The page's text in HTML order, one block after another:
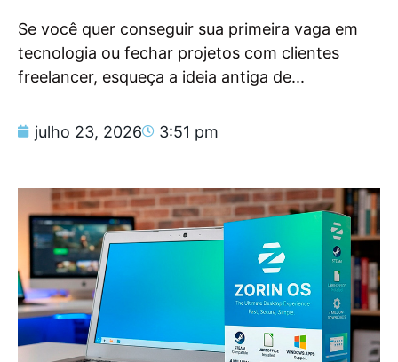
Se você quer conseguir sua primeira vaga em
tecnologia ou fechar projetos com clientes
freelancer, esqueça a ideia antiga de...
julho 23, 2026 3:51 pm